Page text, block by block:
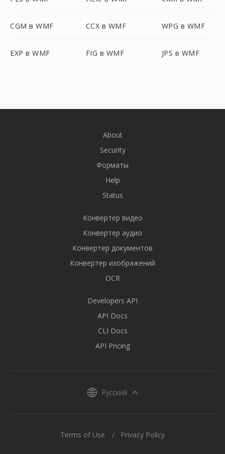
CGM в WMF CCX в WMF WPG в WMF
EXP в WMF FIG в WMF JPS в WMF
About
Security
Форматы
Help
Status
Конвертер видео
Конвертер аудио
Конвертер документов
Конвертер изображений
OCR
Developers API
API Docs
CLI Docs
API Pricing
Русский
Terms of Use Privacy Policy